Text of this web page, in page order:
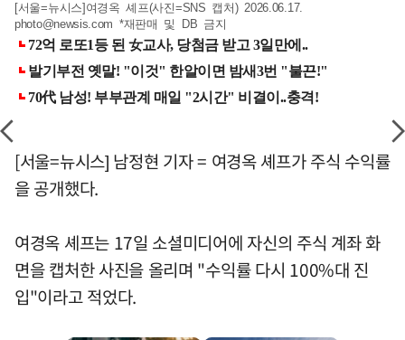
[서울=뉴시스]여경옥 셰프(사진=SNS 캡처) 2026.06.17.
photo@newsis.com *재판매 및 DB 금지
[서울=뉴시스] 남정현 기자 = 여경옥 셰프가 주식 수익률
을 공개했다.
여경옥 셰프는 17일 소셜미디어에 자신의 주식 계좌 화
면을 캡처한 사진을 올리며 "수익률 다시 100%대 진
입"이라고 적었다.